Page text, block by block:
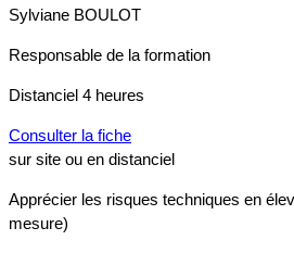
Sylviane BOULOT
Responsable de la formation
Distanciel 4 heures
Consulter la fiche
sur site ou en distanciel
Apprécier les risques techniques en
mesure)